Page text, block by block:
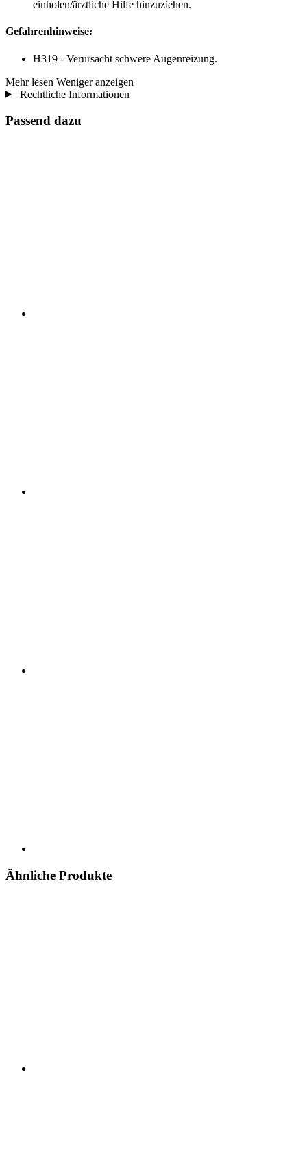
einholen/ärztliche Hilfe hinzuziehen.
Gefahrenhinweise:
H319 - Verursacht schwere Augenreizung.
Mehr lesen Weniger anzeigen
Rechtliche Informationen
Passend dazu
Ähnliche Produkte